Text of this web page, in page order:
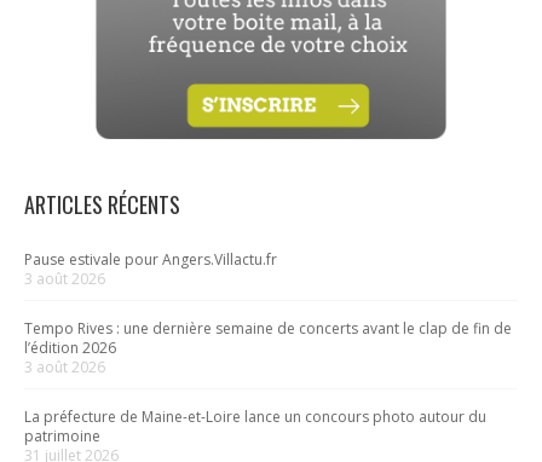
ARTICLES RÉCENTS
Pause estivale pour Angers.Villactu.fr
3 août 2026
Tempo Rives : une dernière semaine de concerts avant le clap de fin de
l’édition 2026
3 août 2026
La préfecture de Maine-et-Loire lance un concours photo autour du
patrimoine
31 juillet 2026